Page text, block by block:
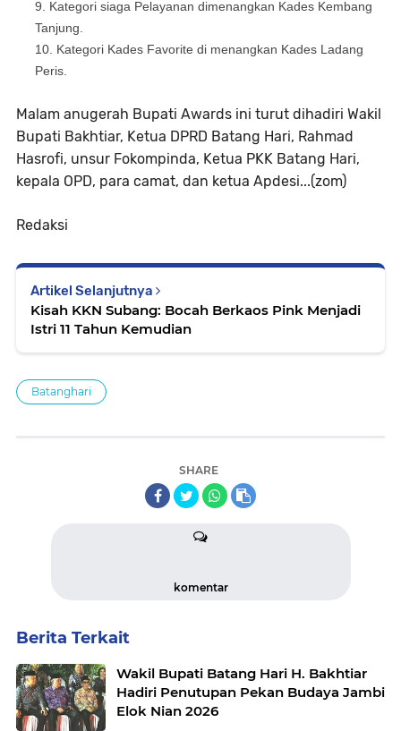
Kategori siaga Pelayanan dimenangkan Kades Kembang
Tanjung.
Kategori Kades Favorite di menangkan Kades Ladang
Peris.
Malam anugerah Bupati Awards ini turut dihadiri Wakil
Bupati Bakhtiar, Ketua DPRD Batang Hari, Rahmad
Hasrofi, unsur Fokompinda, Ketua PKK Batang Hari,
kepala OPD, para camat, dan ketua Apdesi...(zom)
Redaksi
Artikel Selanjutnya
Kisah KKN Subang: Bocah Berkaos Pink Menjadi
Istri 11 Tahun Kemudian
Batanghari
SHARE
komentar
Berita Terkait
Wakil Bupati Batang Hari H. Bakhtiar
Hadiri Penutupan Pekan Budaya Jambi
Elok Nian 2026